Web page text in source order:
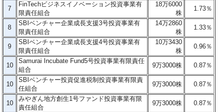
7
FinTechビジネスイノベーション投資事業有
限責任組合
18万6000
株
1.73％
8
SBIベンチャー企業成長支援3号投資事業有
限責任組合
14万2860
株
1.33％
9
SBIベンチャー企業成長支援4号投資事業有
限責任組合
10万3430
株
0.96％
10
Samurai Incubate Fund5号投資事業有限責任
組合
9万3000株 0.87％
10
SBIベンチャー投資促進税制投資事業有限責
任組合
9万3000株 0.87％
10
みやぎん地方創生1号ファンド投資事業有限
責任組合
9万3000株
0.87％